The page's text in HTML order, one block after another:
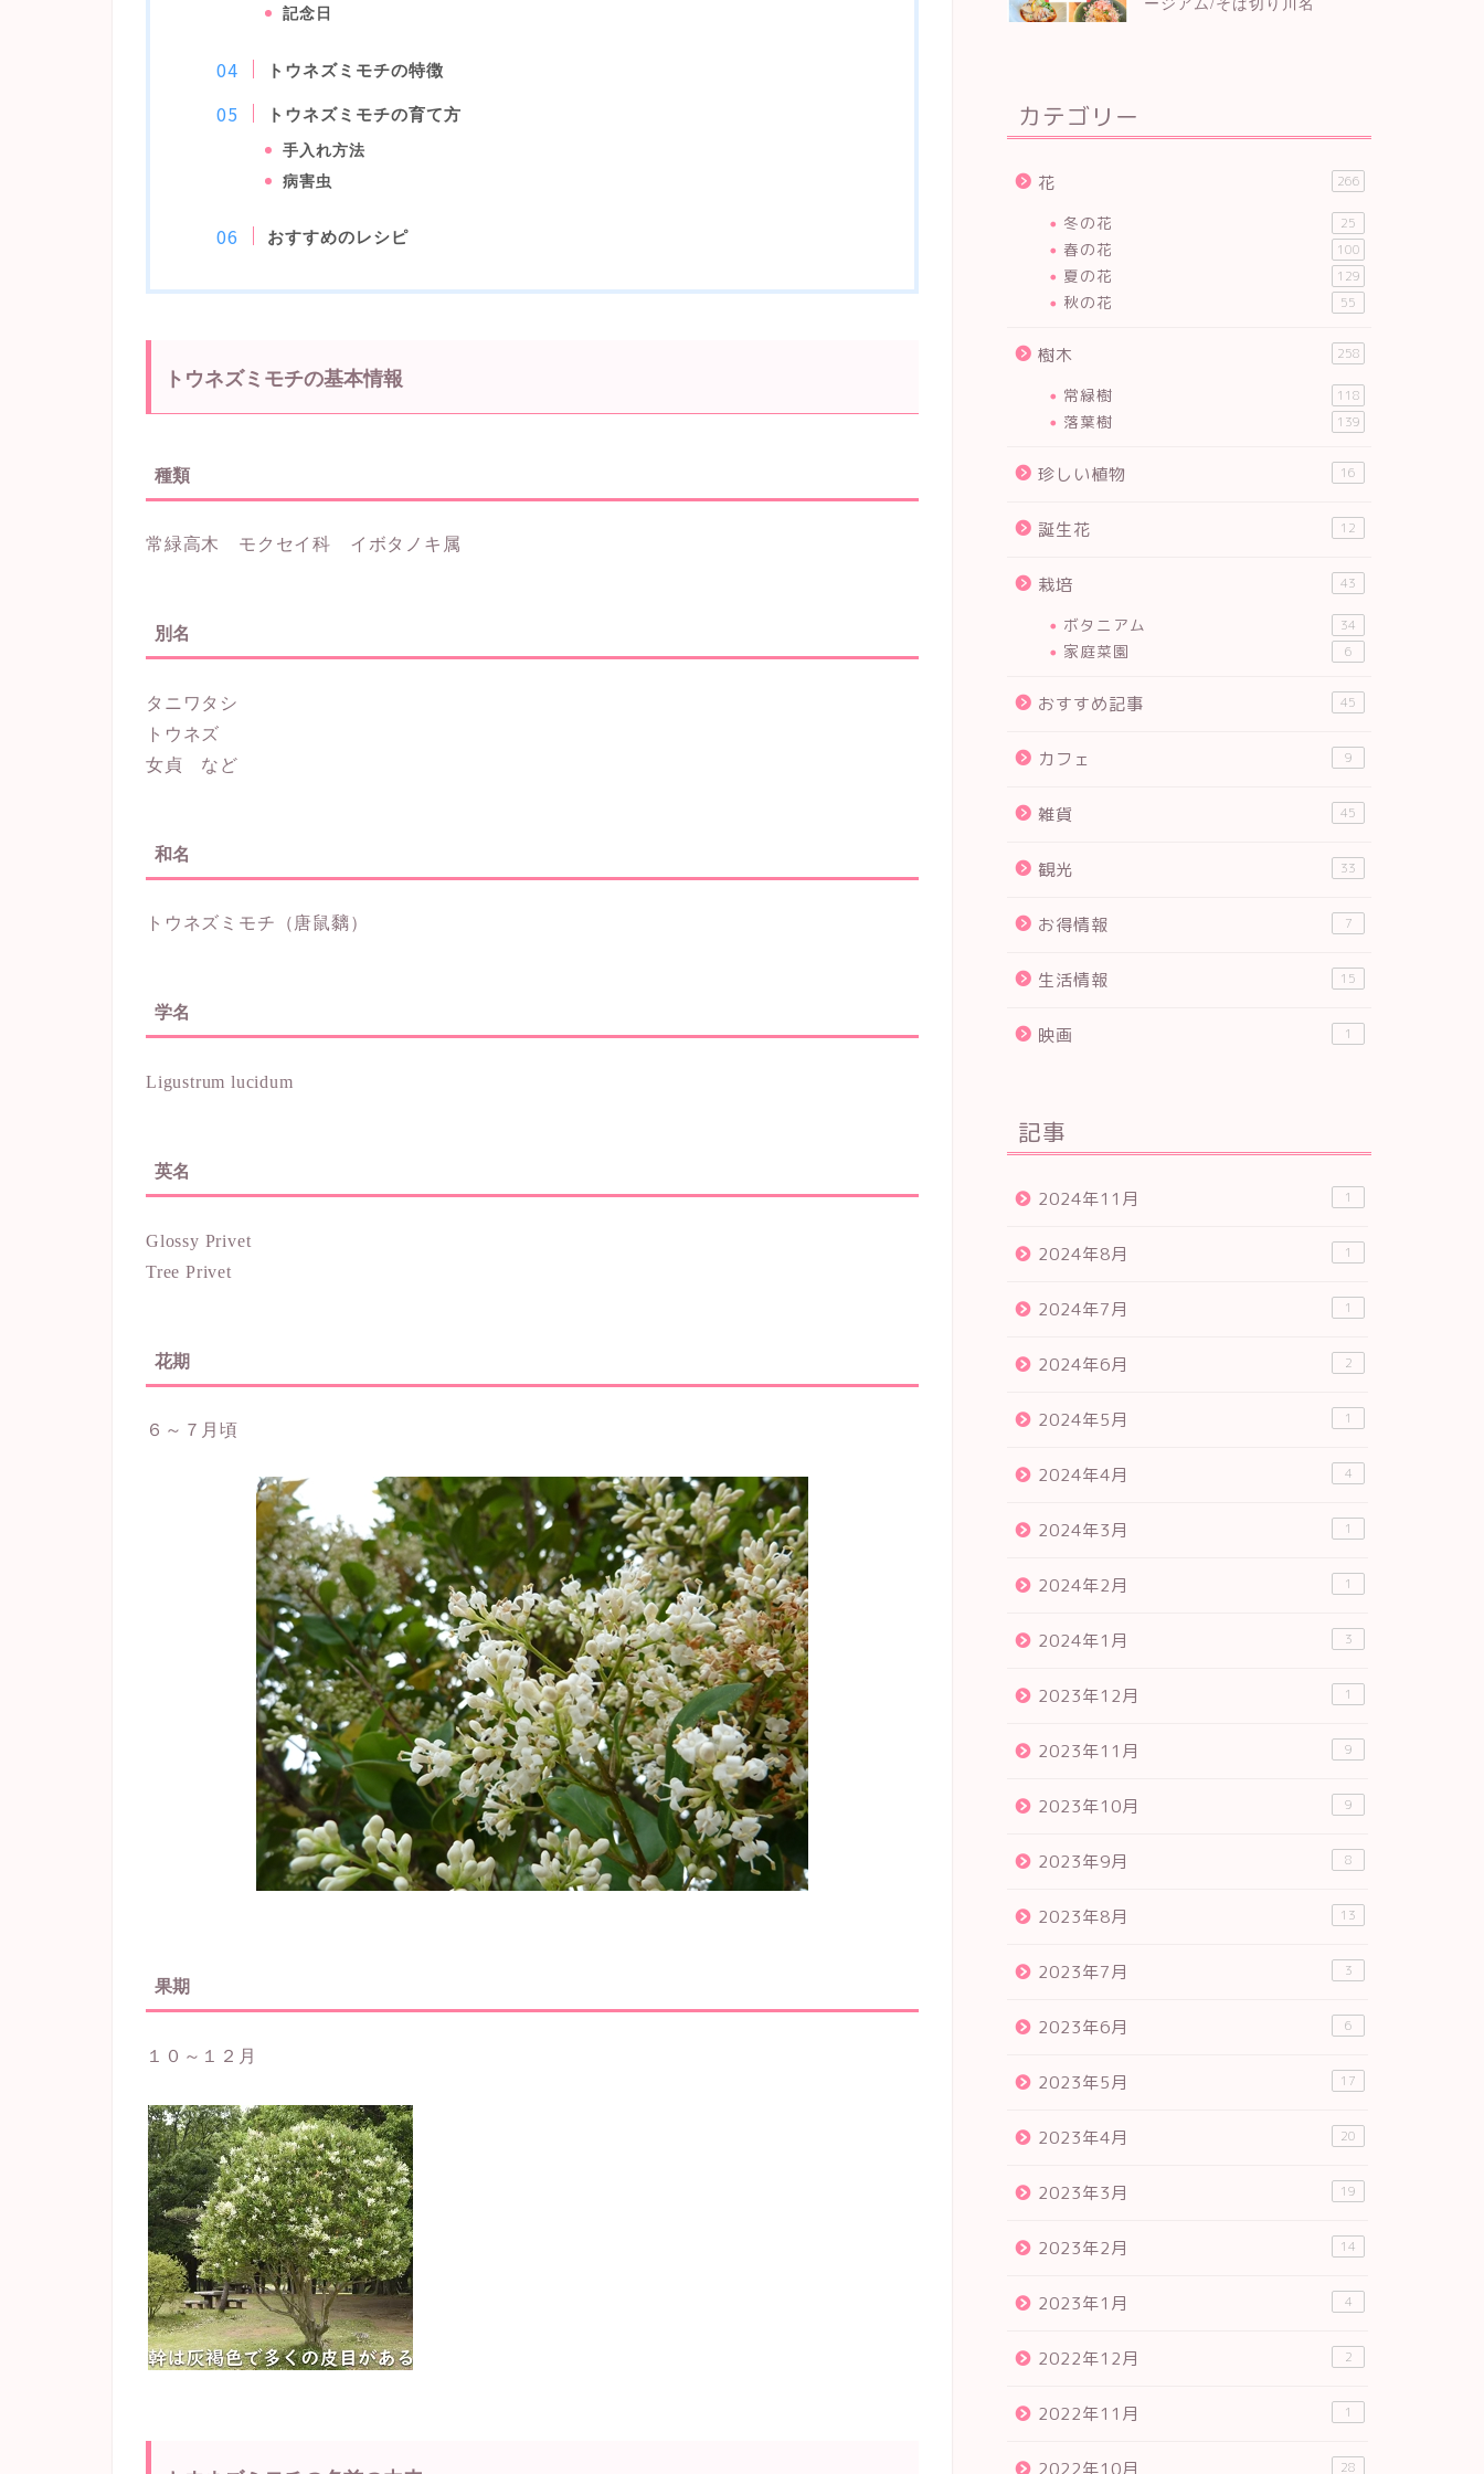
記念日
トウネズミモチの特徴
トウネズミモチの育て方
手入れ方法
病害虫
おすすめのレシピ
トウネズミモチの基本情報
種類
常緑高木 モクセイ科 イボタノキ属
別名
タニワタシ
トウネズ
女貞 など
和名
トウネズミモチ（唐鼠黐）
学名
Ligustrum lucidum
英名
Glossy Privet
Tree Privet
花期
６～７月頃
果期
１０～１２月
ージアム/そば切り川名
カテゴリー
花 266
冬の花 25
春の花 100
夏の花 129
秋の花 55
樹木 258
常緑樹 118
落葉樹 139
珍しい植物 16
誕生花 12
栽培 43
ボタニアム 34
家庭菜園 6
おすすめ記事 45
カフェ 9
雑貨 45
観光 33
お得情報 7
生活情報 15
映画 1
記事
2024年11月 1
2024年8月 1
2024年7月 1
2024年6月 2
2024年5月 1
2024年4月 4
2024年3月 1
2024年2月 1
2024年1月 3
2023年12月 1
2023年11月 9
2023年10月 9
2023年9月 8
2023年8月 13
2023年7月 3
2023年6月 6
2023年5月 17
2023年4月 20
2023年3月 19
2023年2月 14
2023年1月 4
2022年12月 2
2022年11月 1
28